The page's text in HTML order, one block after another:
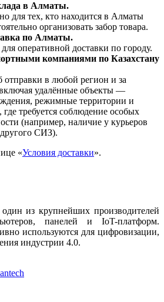
в Алматы.
для тех, кто находится в Алматы
организовать забор товара.
по Алматы.
оперативной доставки по городу.
компаниями по Казахстану
в любой регион и за
удалённые объекты —
режимные территории и
требуется соблюдение особых
(например, наличие у курьеров
СИЗ).
«Условия доставки».
из крупнейших производителей
панелей и IoT-платформ.
используются для цифровизации,
индустрии 4.0.